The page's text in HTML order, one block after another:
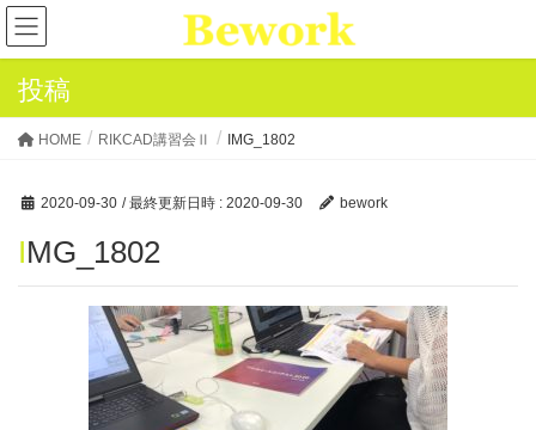
投稿
HOME RIKCAD講習会Ⅱ IMG_1802
2020-09-30 / 最終更新日時 : 2020-09-30 bework
IMG_1802